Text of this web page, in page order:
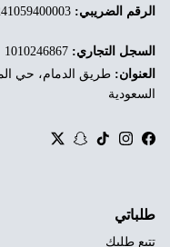
الرقم الضريبي:
السجل التجاري:
العنوان:
السعودية
Facebook
Instagram
TikTok
Snapchat
Twitter
طلباتي
تتبع طلبك